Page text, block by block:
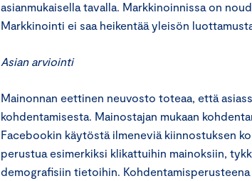
asianmukaisella tavalla. Markkinoinnissa on
Markkinointi ei saa heikentää yleisön
Asian arviointi
Mainonnan eettinen neuvosto toteaa, että
kohdentamisesta. Mainostajan mukaan
Facebookin käytöstä ilmeneviä kiinnostuksen
perustua esimerkiksi klikattuihin mainoksiin,
demografisiin tietoihin.